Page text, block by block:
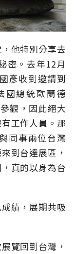
他特別分享去
密。去年12月
彥收到邀請到
國總統歐蘭德
觀，因此絕大
工作人員。那
同事兩位台灣
到台達展區，
真的以身為台
績，展期共吸
覽回到台灣，